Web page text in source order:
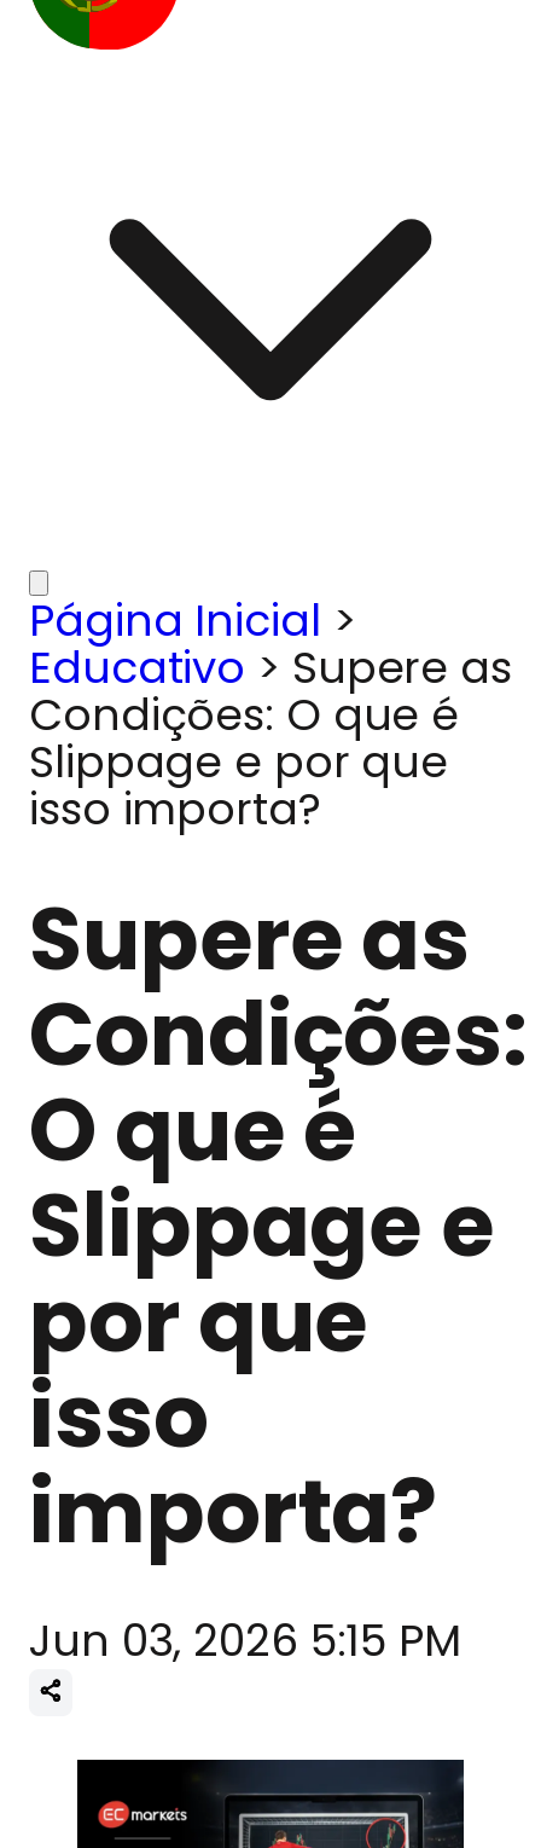
Página Inicial >
Educativo > Supere as
Condições: O que é
Slippage e por que
isso importa?
Supere as
Condições:
O que é
Slippage e
por que
isso
importa?
Jun 03, 2026 5:15 PM